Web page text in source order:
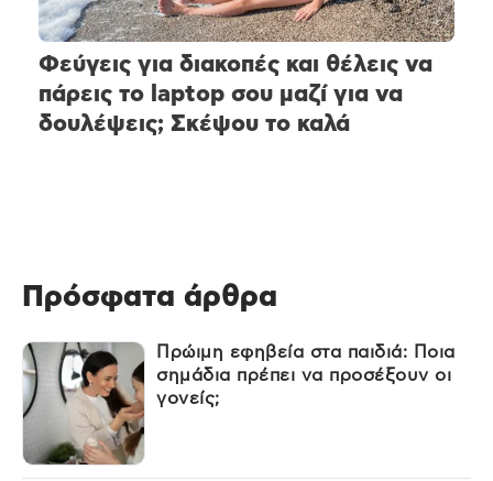
Φεύγεις για διακοπές και θέλεις να
πάρεις το laptop σου μαζί για να
δουλέψεις; Σκέψου το καλά
Πρόσφατα άρθρα
Πρώιμη εφηβεία στα παιδιά: Ποια
σημάδια πρέπει να προσέξουν οι
γονείς;